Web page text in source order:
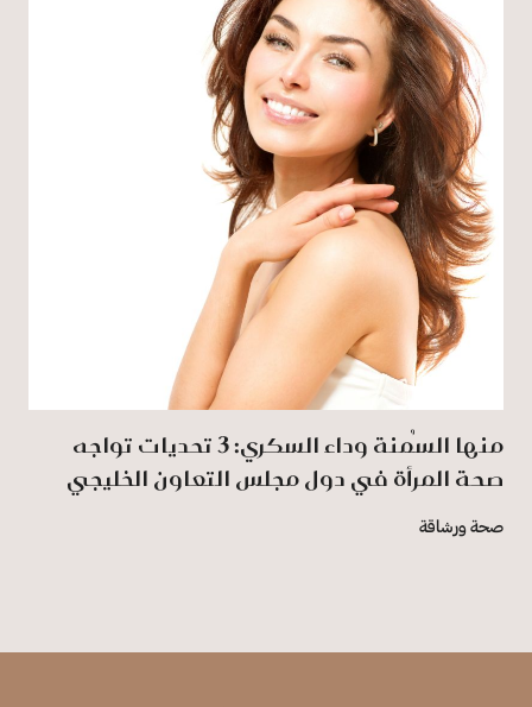
منها السُمنة وداء السكري: 3 تحديات تواجه
صحة المرأة في دول مجلس التعاون الخليجي
صحة ورشاقة